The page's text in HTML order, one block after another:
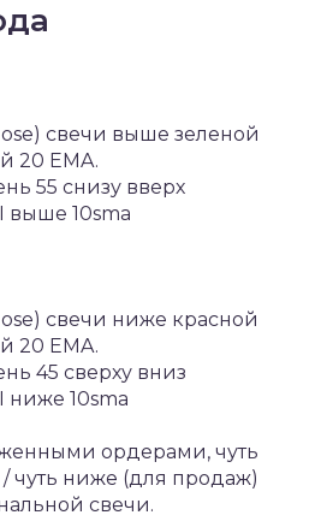
свечи выше зеленой
20 EMA.
55 снизу вверх
выше 10sma
свечи ниже красной
20 EMA.
45 сверху вниз
ниже 10sma
ордерами, чуть
чуть ниже (для продаж)
свечи.